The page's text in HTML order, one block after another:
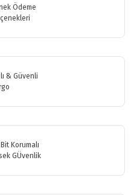
görüntülenemiyor.
Ödeme
& Güvenli
Korumalı
GÜvenlik